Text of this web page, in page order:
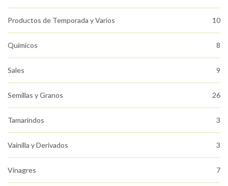
Productos de Temporada y Varios 10
Químicos 8
Sales 9
Semillas y Granos 26
Tamarindos 3
Vainilla y Derivados 3
Vinagres 7